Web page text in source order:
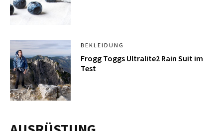
BEKLEIDUNG
Frogg Toggs Ultralite2 Rain Suit im
Test